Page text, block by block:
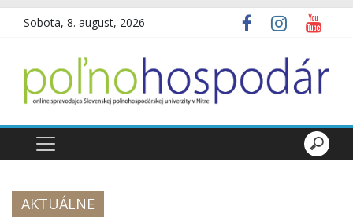
Sobota, 8. august, 2026
AKTUÁLNE